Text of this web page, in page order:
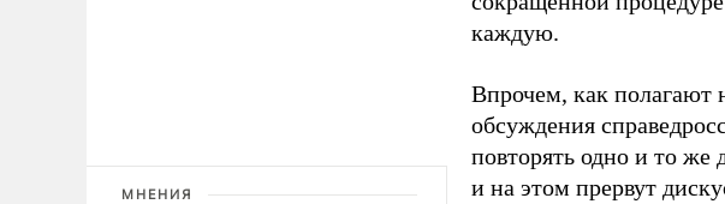
МНЕНИЯ
каждую.
Впрочем, как полагают
обсуждения
повторять одно и то же
и на этом прервут